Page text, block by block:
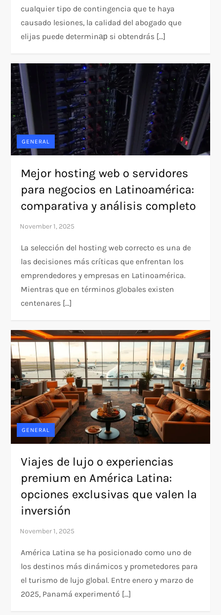
cualquier tipo de contingencia que te haya
causado lesiones, la calidad del abogado que
elijas puede determinар si obtendrás […]
GENERAL
Mejor hosting web o servidores
para negocios en Latinoamérica:
comparativa y análisis completo
La selección del hosting web correcto es una de
las decisiones más críticas que enfrentan los
emprendedores y empresas en Latinoamérica.
Mientras que en términos globales existen
centenares […]
GENERAL
Viajes de lujo o experiencias
premium en América Latina:
opciones exclusivas que valen la
inversión
América Latina se ha posicionado como uno de
los destinos más dinámicos y prometedores para
el turismo de lujo global. Entre enero y marzo de
2025, Panamá experimentó […]